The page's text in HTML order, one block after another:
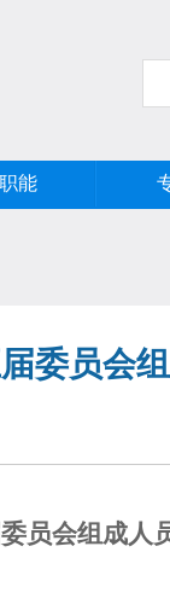
能
委员会
员会组成人